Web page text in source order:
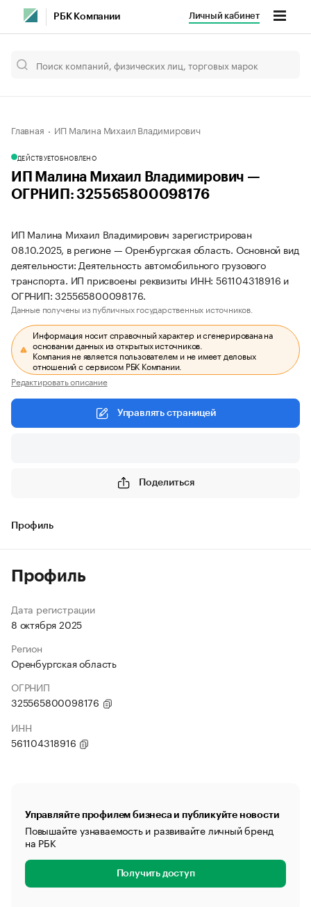
РБК Компании Личный кабинет
Главная ИП Малина Михаил Владимирович
ДЕЙСТВУЕТОБНОВЛЕНО
ИП Малина Михаил Владимирович —
ОГРНИП: 325565800098176
ИП Малина Михаил Владимирович зарегистрирован
08.10.2025, в регионе — Оренбургская область. Основной вид
деятельности: Деятельность автомобильного грузового
транспорта. ИП присвоены реквизиты ИНН: 561104318916 и
ОГРНИП: 325565800098176.
Данные получены из публичных государственных источников.
Информация носит справочный характер и сгенерирована на
основании данных из открытых источников.
Компания не является пользователем и не имеет деловых
отношений с сервисом РБК Компании.
Редактировать описание
Управлять страницей
Поделиться
Профиль
Профиль
Дата регистрации
8 октября 2025
Регион
Оренбургская область
ОГРНИП
325565800098176
ИНН
561104318916
Управляйте профилем бизнеса и публикуйте новости
Повышайте узнаваемость и развивайте личный бренд
на РБК
Получить доступ